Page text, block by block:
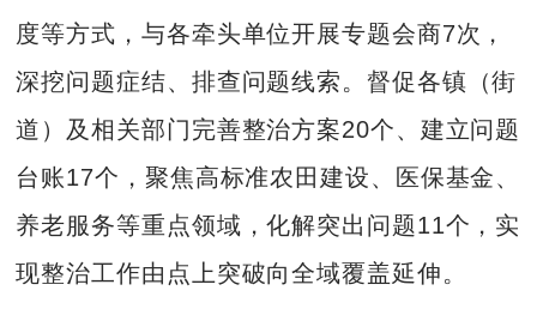
度等方式，与各牵头单位开展专题会商7次，
深挖问题症结、排查问题线索。督促各镇（街
道）及相关部门完善整治方案20个、建立问题
台账17个，聚焦高标准农田建设、医保基金、
养老服务等重点领域，化解突出问题11个，实
现整治工作由点上突破向全域覆盖延伸。